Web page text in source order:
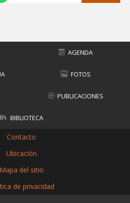
AGENDA
FOTOS
PUBLICACIONES
BIBLIOTECA
Contacto
Ubicación
Mapa del sitio
de privacidad